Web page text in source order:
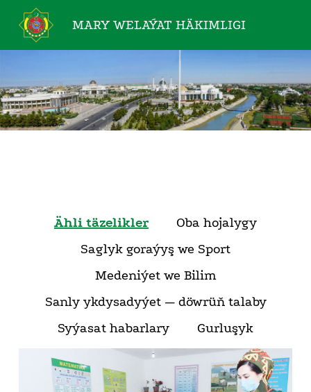
MARY WELAÝAT HÄKIMLIGI
Ähli täzelikler
Oba hojalygy
Saglyk goraýyş we Sport
Medeniýet we Bilim
Sanly ykdysadyýet — döwrüň talaby
Syýasat habarlary
Gurluşyk